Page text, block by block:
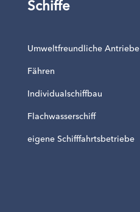
Schiffe
Umweltfreundliche Antriebe
Fähren
Individualschiffbau
Flachwasserschiff
eigene Schifffahrtsbetriebe